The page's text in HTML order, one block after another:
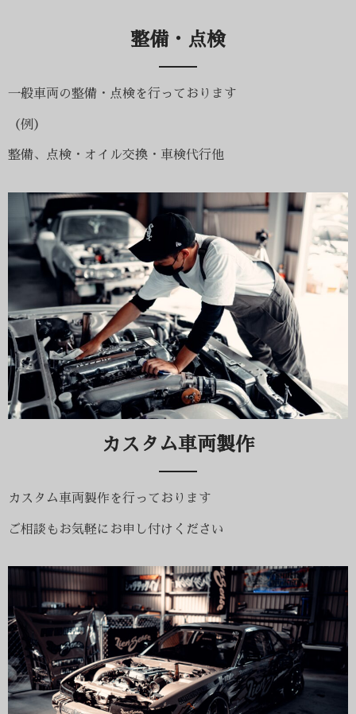
整備・点検​​
一般車両の整備・点検を行っております
（例）
整備、点検・オイル交換・車検代行他
カスタム車両製作​
カスタム車両製作を行っております
ご相談もお気軽にお申し付けください